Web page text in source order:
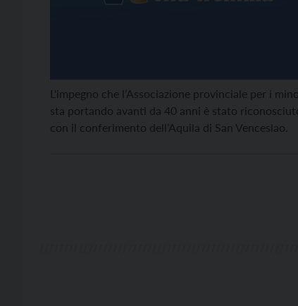
L'impegno che l’Associazione provinciale per i
sta portando avanti da 40 anni è stato
con il conferimento dell’Aquila di San Venceslao.